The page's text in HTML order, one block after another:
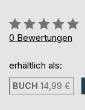
Bewertung::
0%
0 Bewertungen
erhältlich als:
BUCH 14,99 €